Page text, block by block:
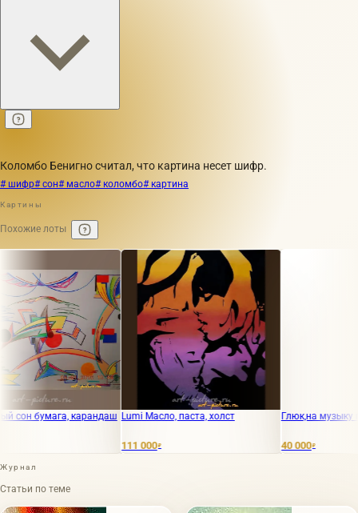
Коломбо Бенигно считал, что картина несет шифр.
# шифр# сон# масло# коломбо# картина
Картины
Похожие лоты
карандаш Lumi Масло, паста, холст
111 000₽
Глюк,на музыку глюка
₽
Журнал
Статьи по теме